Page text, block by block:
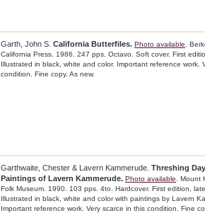
Garth, John S. California Butterfiles. Photo available .
California Press. 1986. 247 pps. Octavo. Soft cover. First
Illustrated in black, white and color. Important reference work.
condition. Fine copy. As new.
Garthwaite, Chester & Lavern Kammerude. Threshing
Paintings of Lavern Kammerude. Photo available . Mount
Folk Museum. 1990. 103 pps. 4to. Hardcover. First edition,
Illustrated in black, white and color with paintings by Lavern
Important reference work. Very scarce in this condition. Fine